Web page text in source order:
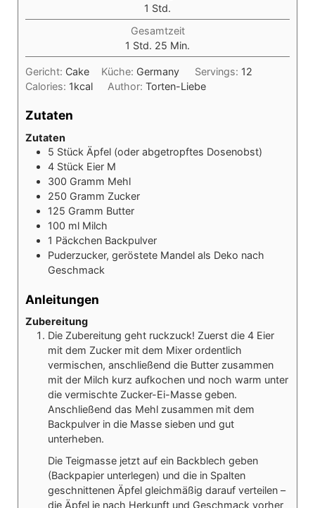
1 Stunde
Std.
Gesamtzeit
1 Stunde
Std. 25 Minuten
Min.
Gericht: Cake Küche: Germany Servings: 12
Calories: 1kcal Author:Torten-Liebe
Zutaten
Zutaten
5 Stück Äpfel (oder abgetropftes Dosenobst)
4 Stück Eier M
300 Gramm Mehl
250 Gramm Zucker
125 Gramm Butter
100 ml Milch
1 Päckchen Backpulver
Puderzucker, geröstete Mandel als Deko nach
Geschmack
Anleitungen
Zubereitung
Die Zubereitung geht ruckzuck! Zuerst die 4 Eier
mit dem Zucker mit dem Mixer ordentlich
vermischen, anschließend die Butter zusammen
mit der Milch kurz aufkochen und noch warm unter
die vermischte Zucker-Ei-Masse geben.
Anschließend das Mehl zusammen mit dem
Backpulver in die Masse sieben und gut
unterheben.
Die Teigmasse jetzt auf ein Backblech geben
(Backpapier unterlegen) und die in Spalten
geschnittenen Äpfel gleichmäßig darauf verteilen –
die Äpfel je nach Herkunft und Geschmack vorher